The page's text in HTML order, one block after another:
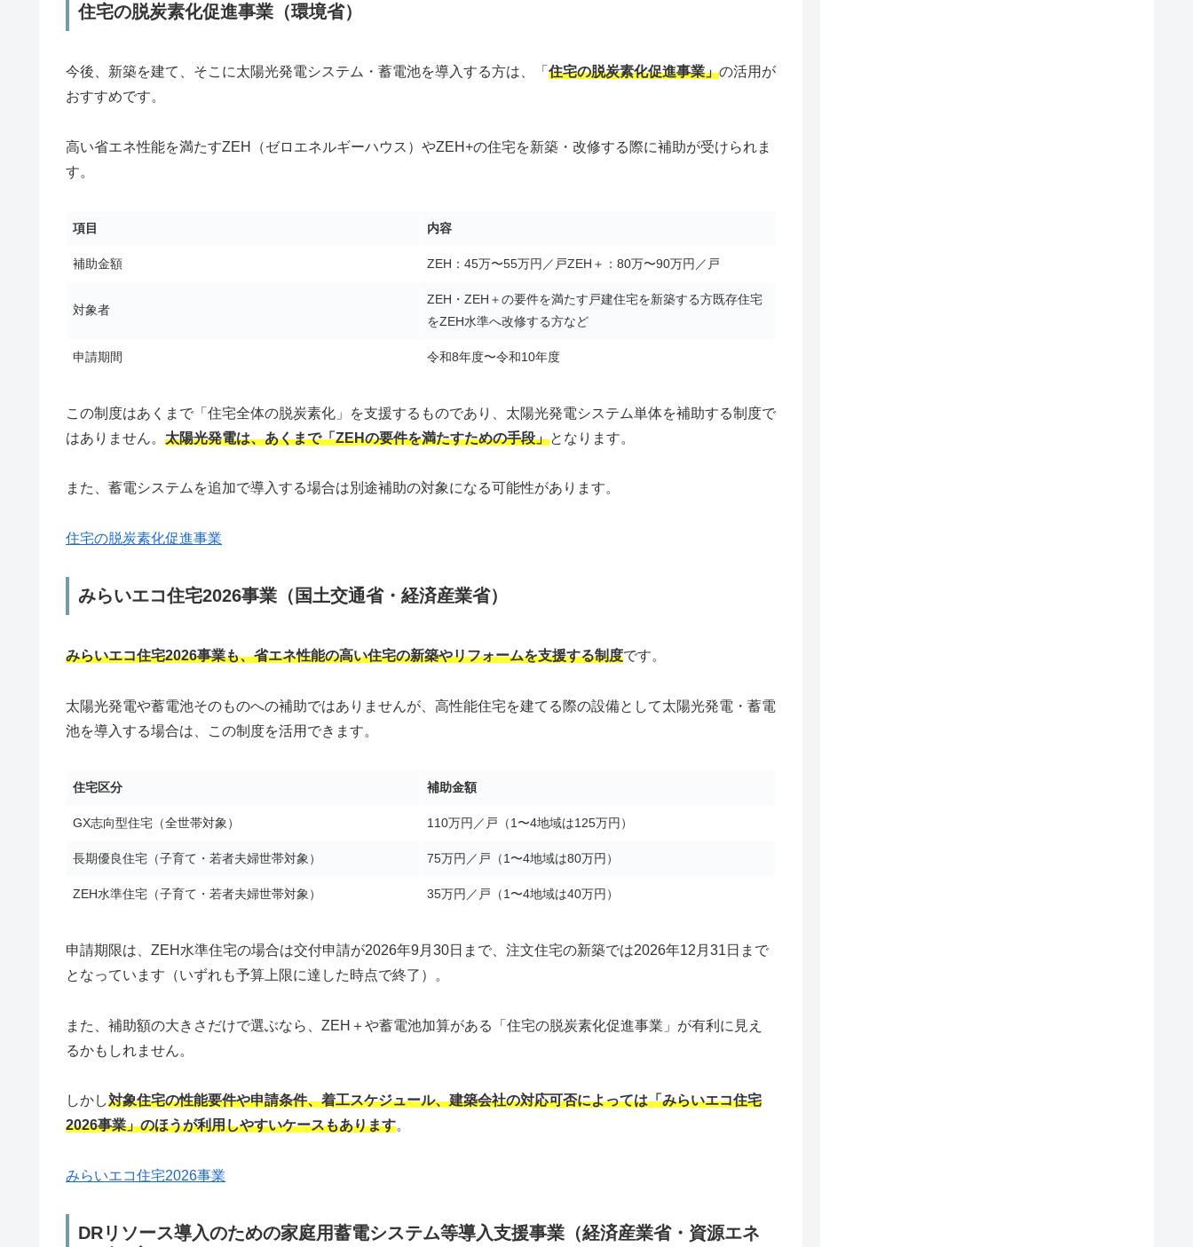
住宅の脱炭素化促進事業（環境省）
今後、新築を建て、そこに太陽光発電システム・蓄電池を導入する方は、「 住宅の脱炭素化促進事業」の活用が
おすすめです。
高い省エネ性能を満たすZEH（ゼロエネルギーハウス）やZEH+の住宅を新築・改修する際に補助が受けられま
す。
項目 内容
補助金額 ZEH：45万〜55万円／戸ZEH＋：80万〜90万円／戸
対象者
ZEH・ZEH＋の要件を満たす戸建住宅を新築する方既存住宅
をZEH水準へ改修する方など
申請期間 令和8年度〜令和10年度
この制度はあくまで「住宅全体の脱炭素化」を支援するものであり、太陽光発電システム単体を補助する制度で
はありません。 太陽光発電は、あくまで「ZEHの要件を満たすための手段」となります。
また、蓄電システムを追加で導入する場合は別途補助の対象になる可能性があります。
住宅の脱炭素化促進事業
みらいエコ住宅2026事業（国土交通省・経済産業省）
みらいエコ住宅2026事業も、省エネ性能の高い住宅の新築やリフォームを支援する制度です。
太陽光発電や蓄電池そのものへの補助ではありませんが、高性能住宅を建てる際の設備として太陽光発電・蓄電
池を導入する場合は、この制度を活用できます。
住宅区分 補助金額
GX志向型住宅（全世帯対象） 110万円／戸（1〜4地域は125万円）
長期優良住宅（子育て・若者夫婦世帯対象） 75万円／戸（1〜4地域は80万円）
ZEH水準住宅（子育て・若者夫婦世帯対象） 35万円／戸（1〜4地域は40万円）
申請期限は、ZEH水準住宅の場合は交付申請が2026年9月30日まで、注文住宅の新築では2026年12月31日まで
となっています（いずれも予算上限に達した時点で終了）。
また、補助額の大きさだけで選ぶなら、ZEH＋や蓄電池加算がある「住宅の脱炭素化促進事業」が有利に見え
るかもしれません。
しかし対象住宅の性能要件や申請条件、着工スケジュール、建築会社の対応可否によっては「みらいエコ住宅
2026事業」のほうが利用しやすいケースもあります。
みらいエコ住宅2026事業
DRリソース導入のための家庭用蓄電システム等導入支援事業（経済産業省・資源エネ